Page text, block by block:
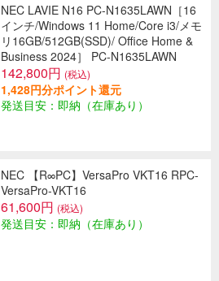
NEC LAVIE N16 PC-N1635LAWN［16
インチ/Windows 11 Home/Core i3/メモ
リ16GB/512GB(SSD)/ Office Home &
Business 2024］ PC-N1635LAWN
142,800円 (税込)
1,428円分ポイント還元
発送目安：即納（在庫あり）
NEC 【R∞PC】VersaPro VKT16 RPC-
VersaPro-VKT16
61,600円 (税込)
発送目安：即納（在庫あり）